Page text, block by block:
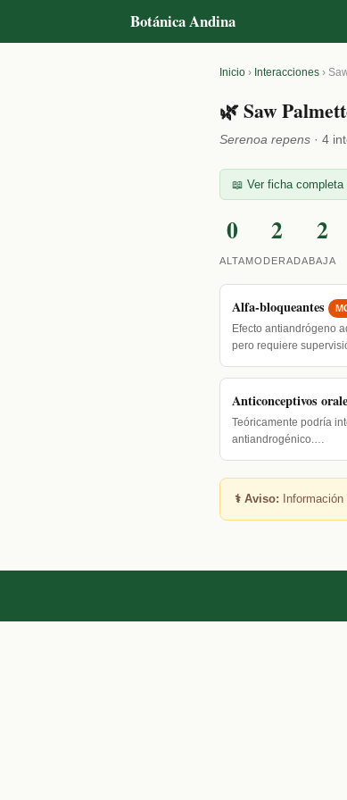
Botánica Andina
Inicio › Interacciones ›
🌿 Saw
Serenoa repens · 4
📖 Ver ficha
0
ALTA
2
MODERADA
2
BAJA
Alfa-bloqueantes
Efecto antiandrógeno
pero requiere
Anticonceptivos
Teóricamente podría
antiandrogénico.…
⚕️ Aviso: